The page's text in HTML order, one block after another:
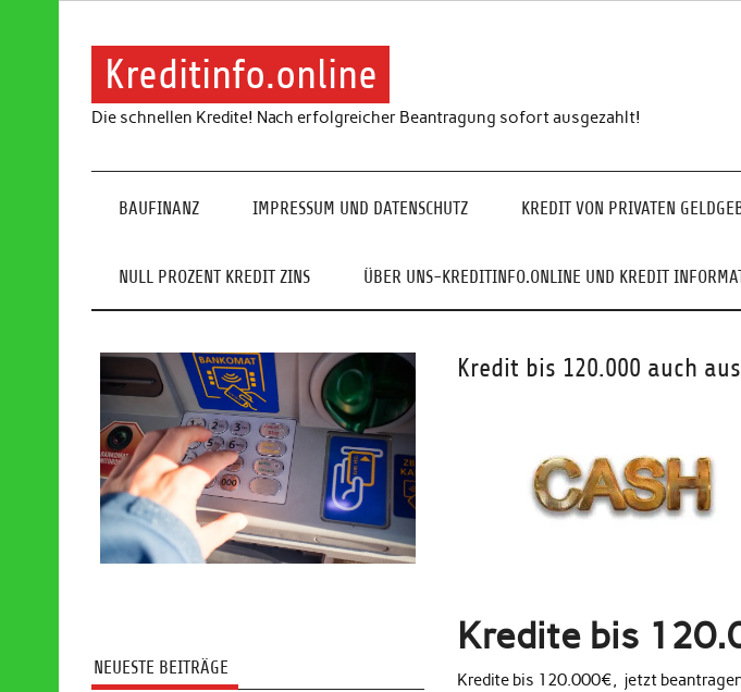
Kreditinfo.online
Die schnellen Kredite! Nach erfolgreicher Beantragung sofort ausgezahlt!
BAUFINANZ IMPRESSUM UND DATENSCHUTZ KREDIT VON PRIVATEN
NULL PROZENT KREDIT ZINS ÜBER UNS-KREDITINFO.ONLINE UND KREDIT
Kredit bis 120.000 auch
Kredite bis
Kredite bis 120.000€, jetzt
NEUESTE BEITRÄGE